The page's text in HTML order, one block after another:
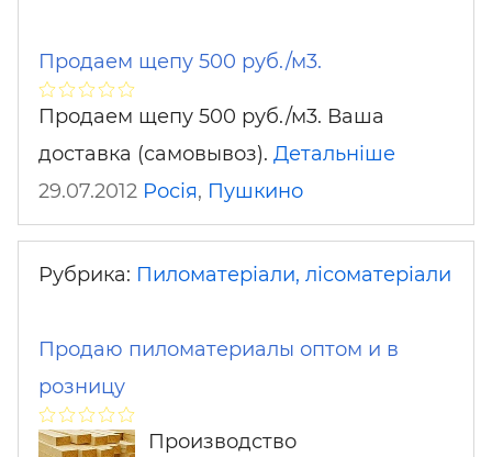
Продаем щепу 500 руб./м3.
Продаем щепу 500 руб./м3. Ваша
доставка (самовывоз). Детальніше
29.07.2012 Росія, Пушкино
Рубрика: Пиломатеріали, лісоматеріали
Продаю пиломатериалы оптом и в
розницу
Производство